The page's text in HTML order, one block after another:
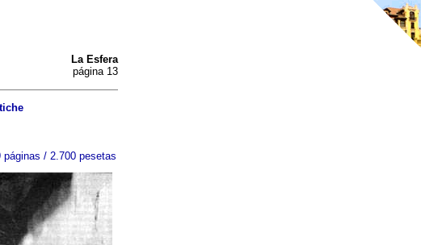
La Esfera
página 13
/ 2.700 pesetas